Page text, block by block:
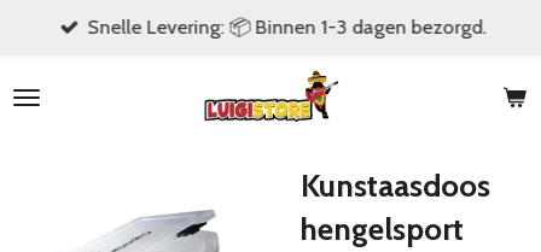
naar
Snelle Levering: 📦 Binnen 1-3 dagen bezorgd.
Kunstaasdoos
hengelsport